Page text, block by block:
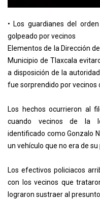
• Los guardianes del
golpeado por vecinos
Elementos de la Dirección
Municipio de Tlaxcala
a disposición de la
fue sorprendido por vecinos
Los hechos ocurrieron al
cuando vecinos de la
identificado como Gonzalo
un vehículo que no era de su
Los efectivos policiacos
con los vecinos que
lograron sustraer al